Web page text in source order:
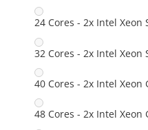
24 Cores - 2x Intel Xeon
32 Cores - 2x Intel Xeon
40 Cores - 2x Intel Xeon
48 Cores - 2x Intel Xeon